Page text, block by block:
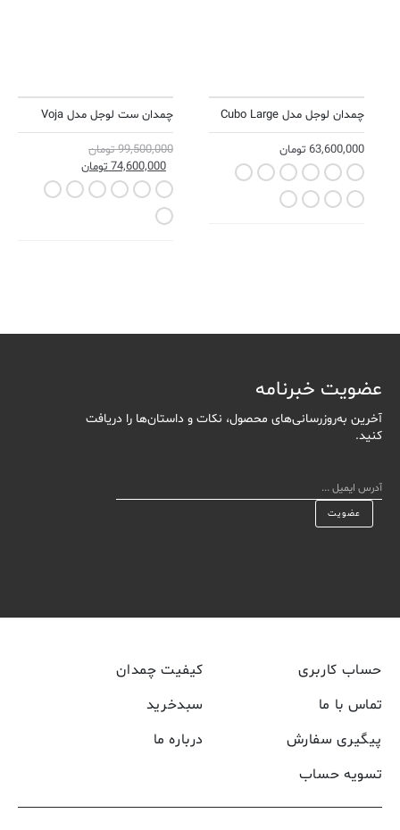
چمدان لوجل مدل Cubo Large
63,600,000 تومان
Black
Burgundy
Cactus
Golden Ochre
Mustard Yellow
Navy Blue
Off White
Rose
Stone Blue
Warm Gray
چمدان ست لوجل مدل Voja
99,500,000 تومان
74,600,000 تومان
Black
Ink Blue
Lavender
Seaweed
Terracotta
Warm Gray
Yolk Yellow
حساب کاربری
کیفیت چمدان
تماس با ما
سبدخرید
پیگیری سفارش
درباره ما
تسویه حساب
عضویت خبرنامه
آخرین به‌روزرسانی‌های محصول، نکات و داستان‌ها را دریافت
کنید.